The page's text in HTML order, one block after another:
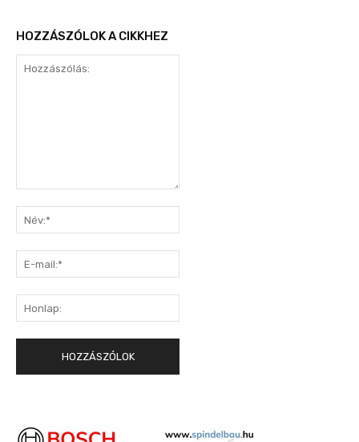
HOZZÁSZÓLOK A CIKKHEZ
mail:*